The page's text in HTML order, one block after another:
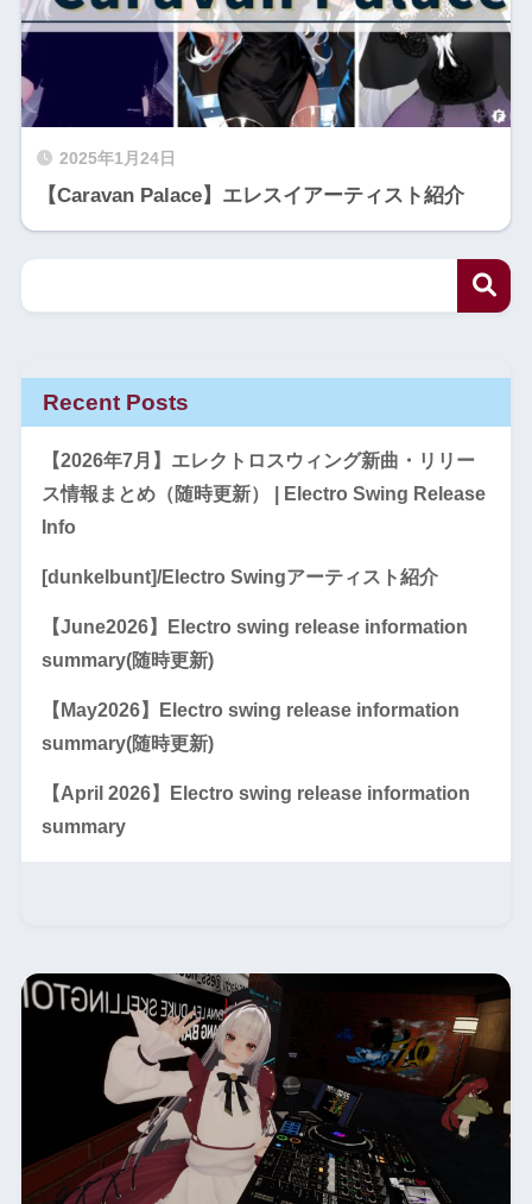
2025年1月24日
【Caravan Palace】エレスイアーティスト紹介
Recent Posts
【2026年7月】エレクトロスウィング新曲・リリー
ス情報まとめ（随時更新） | Electro Swing Release
Info
[dunkelbunt]/Electro Swingアーティスト紹介
【June2026】Electro swing release information
summary(随時更新)
【May2026】Electro swing release information
summary(随時更新)
【April 2026】Electro swing release information
summary